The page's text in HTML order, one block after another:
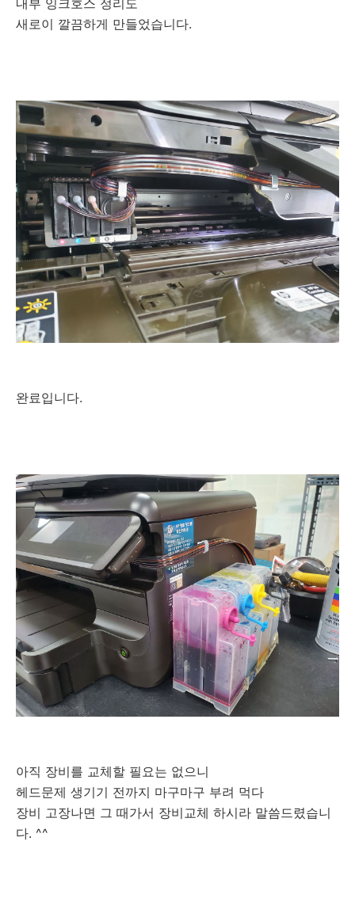
내부 잉크호스 정리도
새로이 깔끔하게 만들었습니다.
완료입니다.
아직 장비를 교체할 필요는 없으니
헤드문제 생기기 전까지 마구마구 부려 먹다
장비 고장나면 그 때가서 장비교체 하시라 말씀드렸습니
다. ^^